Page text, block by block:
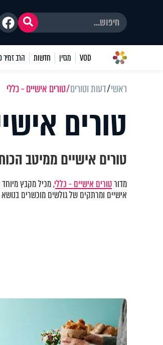
VOD מגזין חדשות הרב זמיר
ראשי דעות וטורים טורים אישיים - כללי
טורים
טורים אישיים ממיטב
מדורטורים אישיים - כללי,מכיל מקבץ
אישיים ומרתקים של גולשים מוכשרים